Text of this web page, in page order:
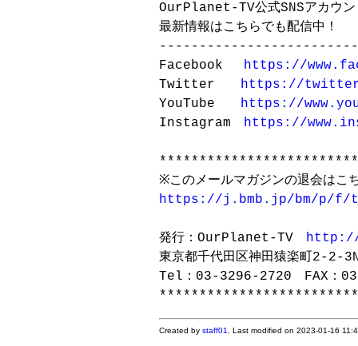
OurPlanet-TV公式SNSアカウン
最新情報はこちらでも配信中！
Facebook https://
Twitter https://
YouTube https://
Instagram https://
https://j.bmb.jp/bm/p/f/
発行：OurPlanet-TV http://
東京都千代田区神田猿楽町2-2-
Tel：03-3296-2720　FAX：
Created bystaff01 . Last modified on 2023-01-16